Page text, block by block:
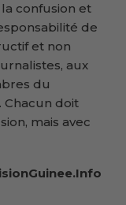
confusion et
de
et non
aux
du
Chacun doit
mais avec